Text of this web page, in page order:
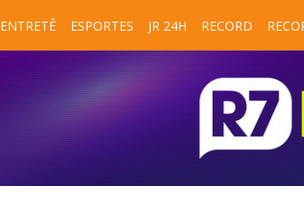
ENTRETÊ ESPORTES JR 24H RECORD